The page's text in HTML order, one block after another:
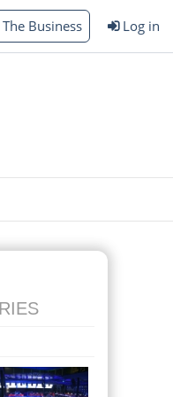
Business Log in